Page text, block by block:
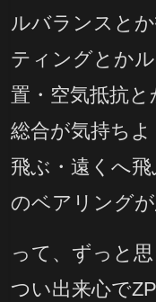
ルバランスと
ティングとか
置・空気抵抗
総合が気持ち
飛ぶ・遠くへ
のベアリング
って、ずっと
つい出来心で